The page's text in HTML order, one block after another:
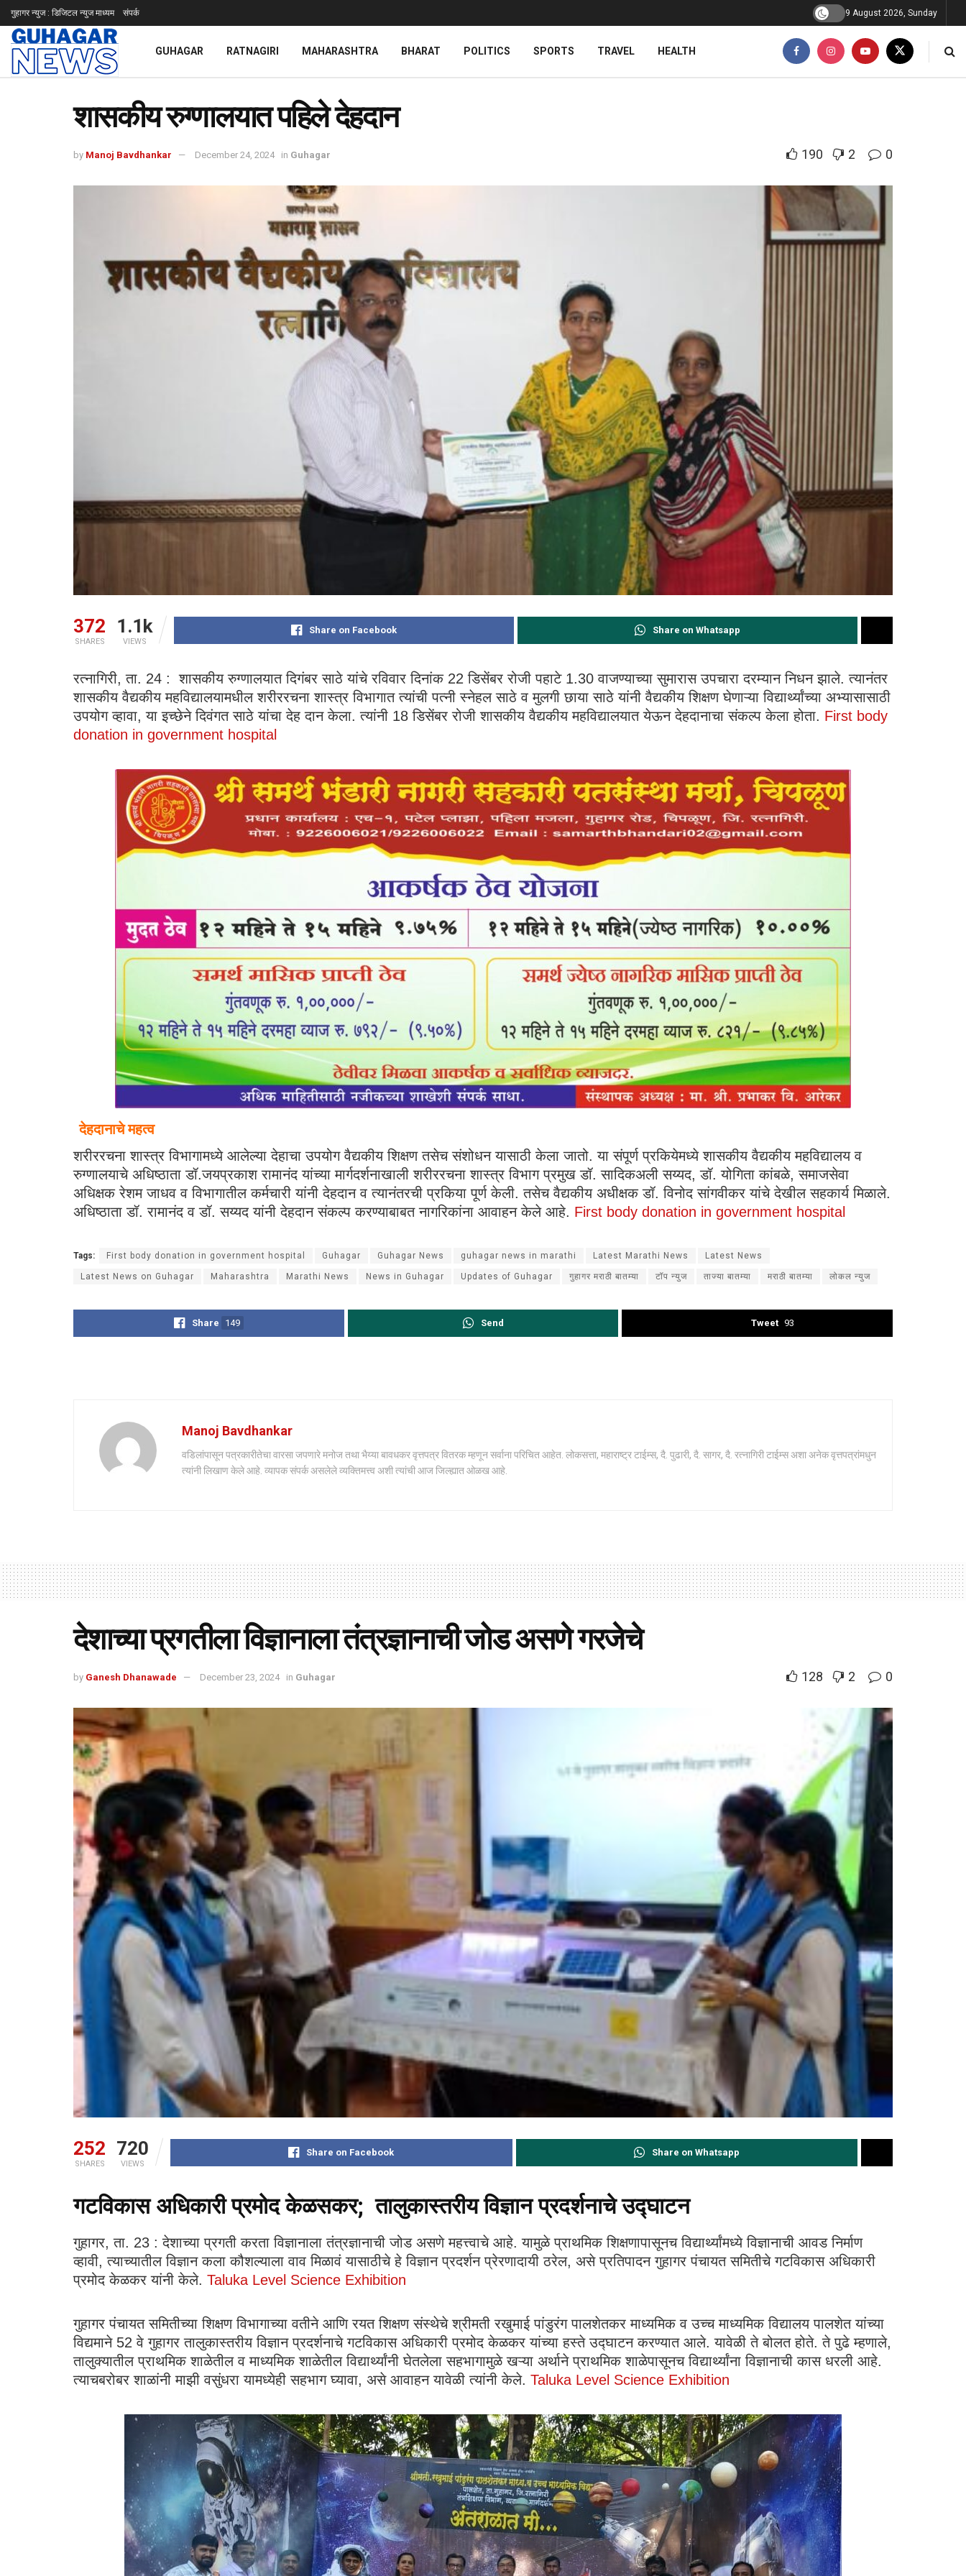
गुहागर न्युज : डिजिटल न्युज माध्यम संपर्क 9 August 2026, Sunday
GUHAGAR RATNAGIRI MAHARASHTRA BHARAT POLITICS SPORTS TRAVEL HEALTH
शासकीय रुग्णालयात पहिले देहदान
by Manoj Bavdhankar December 24, 2024 in Guhagar 190 2 0
372
SHARES
1.1k
VIEWS
Share on Facebook Share on Whatsapp
रत्नागिरी, ता. 24 : शासकीय रुग्णालयात दिगंबर साठे यांचे रविवार दिनांक 22 डिसेंबर रोजी पहाटे 1.30 वाजण्याच्या सुमारास उपचारा दरम्यान निधन झाले. त्यानंतर
शासकीय वैद्यकीय महविद्यालयामधील शरीररचना शास्त्र विभागात त्यांची पत्नी स्नेहल साठे व मुलगी छाया साठे यांनी वैद्यकीय शिक्षण घेणाऱ्या विद्यार्थ्यांच्या अभ्यासासाठी
उपयोग व्हावा, या इच्छेने दिवंगत साठे यांचा देह दान केला. त्यांनी 18 डिसेंबर रोजी शासकीय वैद्यकीय महविद्यालयात येऊन देहदानाचा संकल्प केला होता. First body
donation in government hospital
देहदानाचे महत्व
शरीररचना शास्त्र विभागामध्ये आलेल्या देहाचा उपयोग वैद्यकीय शिक्षण तसेच संशोधन यासाठी केला जातो. या संपूर्ण प्रकियेमध्ये शासकीय वैद्यकीय महविद्यालय व
रुग्णालयाचे अधिष्ठाता डॉ.जयप्रकाश रामानंद यांच्या मार्गदर्शनाखाली शरीररचना शास्त्र विभाग प्रमुख डॉ. सादिकअली सय्यद, डॉ. योगिता कांबळे, समाजसेवा
अधिक्षक रेशम जाधव व विभागातील कर्मचारी यांनी देहदान व त्यानंतरची प्रकिया पूर्ण केली. तसेच वैद्यकीय अधीक्षक डॉ. विनोद सांगवीकर यांचे देखील सहकार्य मिळाले.
अधिष्ठाता डॉ. रामानंद व डॉ. सय्यद यांनी देहदान संकल्प करण्याबाबत नागरिकांना आवाहन केले आहे. First body donation in government hospital
Tags: First body donation in government hospital Guhagar Guhagar News guhagar news in marathi Latest Marathi News Latest News
Latest News on Guhagar Maharashtra Marathi News News in Guhagar Updates of Guhagar गुहागर मराठी बातम्या टॉप न्युज ताज्या बातम्या मराठी बातम्या लोकल न्युज
Share 149 Send Tweet 93
Manoj Bavdhankar
वडिलांपासून पत्रकारीतेचा वारसा जपणारे मनोज तथा भैय्या बावधकर वृत्तपत्र वितरक म्हणून सर्वाना परिचित आहेत. लोकसत्ता, महाराष्ट्र टाईम्स, दै. पुढारी, दै. सागर, दै. रत्नागिरी टाईम्स अशा अनेक वृत्तपत्रांमधुन
त्यांनी लिखाण केले आहे. व्यापक संपर्क असलेले व्यक्तिमत्त्व अशी त्यांची आज जिल्ह्यात ओळख आहे.
देशाच्या प्रगतीला विज्ञानाला तंत्रज्ञानाची जोड असणे गरजेचे
by Ganesh Dhanawade December 23, 2024 in Guhagar 128 2 0
252
SHARES
720
VIEWS
Share on Facebook Share on Whatsapp
गटविकास अधिकारी प्रमोद केळसकर; तालुकास्तरीय विज्ञान प्रदर्शनाचे उद्घाटन
गुहागर, ता. 23 : देशाच्या प्रगती करता विज्ञानाला तंत्रज्ञानाची जोड असणे महत्त्वाचे आहे. यामुळे प्राथमिक शिक्षणापासूनच विद्यार्थ्यांमध्ये विज्ञानाची आवड निर्माण
व्हावी, त्याच्यातील विज्ञान कला कौशल्याला वाव मिळावं यासाठीचे हे विज्ञान प्रदर्शन प्रेरणादायी ठरेल, असे प्रतिपादन गुहागर पंचायत समितीचे गटविकास अधिकारी
प्रमोद केळकर यांनी केले. Taluka Level Science Exhibition
गुहागर पंचायत समितीच्या शिक्षण विभागाच्या वतीने आणि रयत शिक्षण संस्थेचे श्रीमती रखुमाई पांडुरंग पालशेतकर माध्यमिक व उच्च माध्यमिक विद्यालय पालशेत यांच्या
विद्यमाने 52 वे गुहागर तालुकास्तरीय विज्ञान प्रदर्शनाचे गटविकास अधिकारी प्रमोद केळकर यांच्या हस्ते उद्घाटन करण्यात आले. यावेळी ते बोलत होते. ते पुढे म्हणाले,
तालुक्यातील प्राथमिक शाळेतील व माध्यमिक शाळेतील विद्यार्थ्यांनी घेतलेला सहभागामुळे खऱ्या अर्थाने प्राथमिक शाळेपासूनच विद्यार्थ्यांना विज्ञानाची कास धरली आहे.
त्याचबरोबर शाळांनी माझी वसुंधरा यामध्येही सहभाग घ्यावा, असे आवाहन यावेळी त्यांनी केले. Taluka Level Science Exhibition